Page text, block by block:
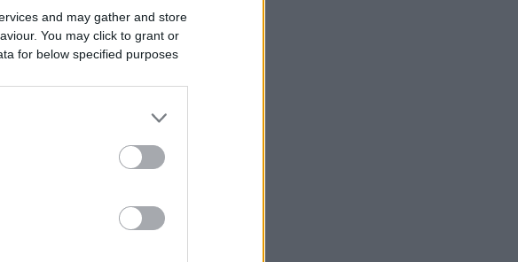
and may gather and store
You may click to grant or
for below specified purposes